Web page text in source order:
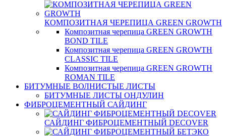
КОМПОЗИТНАЯ ЧЕРЕПИЦА GREEN GROWTH
Композитная черепица GREEN GROWTH
BOND TILE
Композитная черепица GREEN GROWTH
CLASSIC TILE
Композитная черепица GREEN GROWTH
ROMAN TILE
БИТУМНЫЕ ВОЛНИСТЫЕ ЛИСТЫ
БИТУМНЫЕ ЛИСТЫ ОНДУЛИН
ФИБРОЦЕМЕНТНЫЙ САЙДИНГ
САЙДИНГ ФИБРОЦЕМЕНТНЫЙ DECOVER